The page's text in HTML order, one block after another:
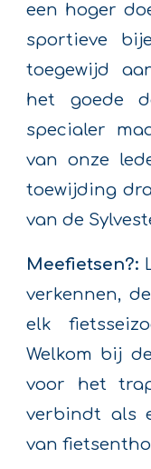
een hoger
sportieve
toegewijd
het goede
specialer
van onze
toewijding
van de
Meefietsen?:
verkennen,
elk
Welkom bij
voor het
verbindt als
van